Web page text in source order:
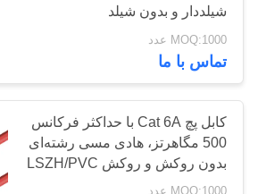
کابل کواکسیال CATV
شیلددار و بدون شیلد
MOQ:1000 عدد
تماس با ما
کابل پچ Cat 6A با حداکثر فرکانس
500 مگاهرتز، هادی مسی رشته‌ای
بدون روکش و روکش LSZH/PVC
برای شبکه LAN
MOQ:1000 عدد